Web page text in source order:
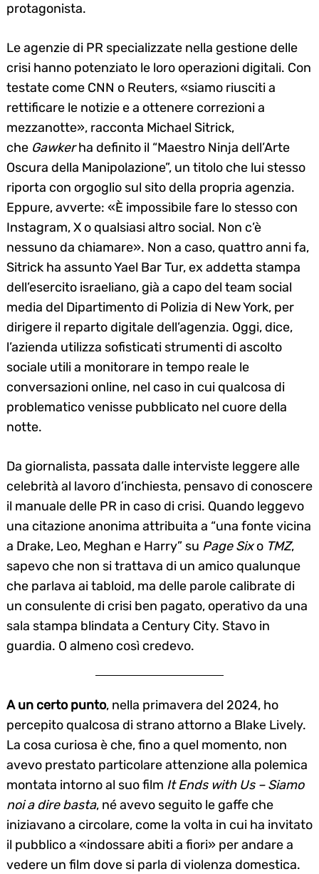
protagonista.
Le agenzie di PR specializzate nella gestione delle
crisi hanno potenziato le loro operazioni digitali. Con
testate come CNN o Reuters, «siamo riusciti a
rettificare le notizie e a ottenere correzioni a
mezzanotte», racconta Michael Sitrick,
che Gawkerha definito il “Maestro Ninja dell’Arte
Oscura della Manipolazione”, un titolo che lui stesso
riporta con orgoglio sul sito della propria agenzia.
Eppure, avverte: «È impossibile fare lo stesso con
Instagram, X o qualsiasi altro social. Non c’è
nessuno da chiamare». Non a caso, quattro anni fa,
Sitrick ha assunto Yael Bar Tur, ex addetta stampa
dell’esercito israeliano, già a capo del team social
media del Dipartimento di Polizia di New York, per
dirigere il reparto digitale dell’agenzia. Oggi, dice,
l’azienda utilizza sofisticati strumenti di ascolto
sociale utili a monitorare in tempo reale le
conversazioni online, nel caso in cui qualcosa di
problematico venisse pubblicato nel cuore della
notte.
Da giornalista, passata dalle interviste leggere alle
celebrità al lavoro d’inchiesta, pensavo di conoscere
il manuale delle PR in caso di crisi. Quando leggevo
una citazione anonima attribuita a “una fonte vicina
a Drake, Leo, Meghan e Harry” su Page Sixo TMZ,
sapevo che non si trattava di un amico qualunque
che parlava ai tabloid, ma delle parole calibrate di
un consulente di crisi ben pagato, operativo da una
sala stampa blindata a Century City. Stavo in
guardia. O almeno così credevo.
A un certo punto, nella primavera del 2024, ho
percepito qualcosa di strano attorno a Blake Lively.
La cosa curiosa è che, fino a quel momento, non
avevo prestato particolare attenzione alla polemica
montata intorno al suo film It Ends with Us – Siamo
noi a dire basta, né avevo seguito le gaffe che
iniziavano a circolare, come la volta in cui ha invitato
il pubblico a «indossare abiti a fiori» per andare a
vedere un film dove si parla di violenza domestica.